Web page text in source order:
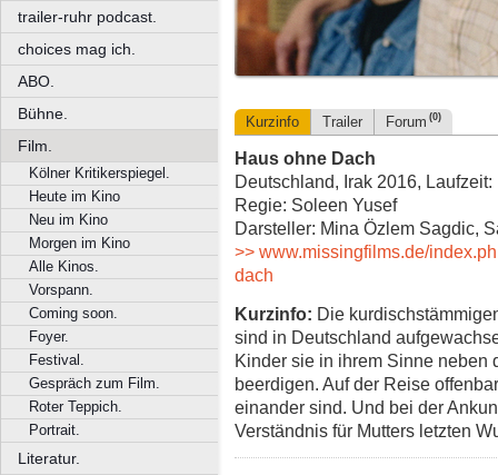
trailer-ruhr podcast.
choices mag ich.
ABO.
Bühne.
Film.
Kölner Kritikerspiegel.
Heute im Kino
Neu im Kino
Morgen im Kino
Alle Kinos.
Vorspann.
Coming soon.
Foyer.
Festival.
Gespräch zum Film.
Roter Teppich.
Portrait.
Literatur.
Kurzinfo Trailer Forum (0)
Haus ohne Dach
Deutschland, Irak 2016,
Regie: Soleen Yusef
Darsteller: Mina Özlem Sagdic,
>> www.missingfilms.de/
dach
Kurzinfo: Die
sind in Deutschland
Kinder sie in ihrem Sinne neben
beerdigen. Auf der Reise
einander sind. Und bei der
Verständnis für Mutters letzten